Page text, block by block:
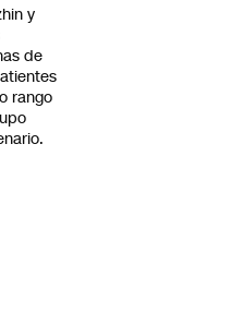
y
de
rango